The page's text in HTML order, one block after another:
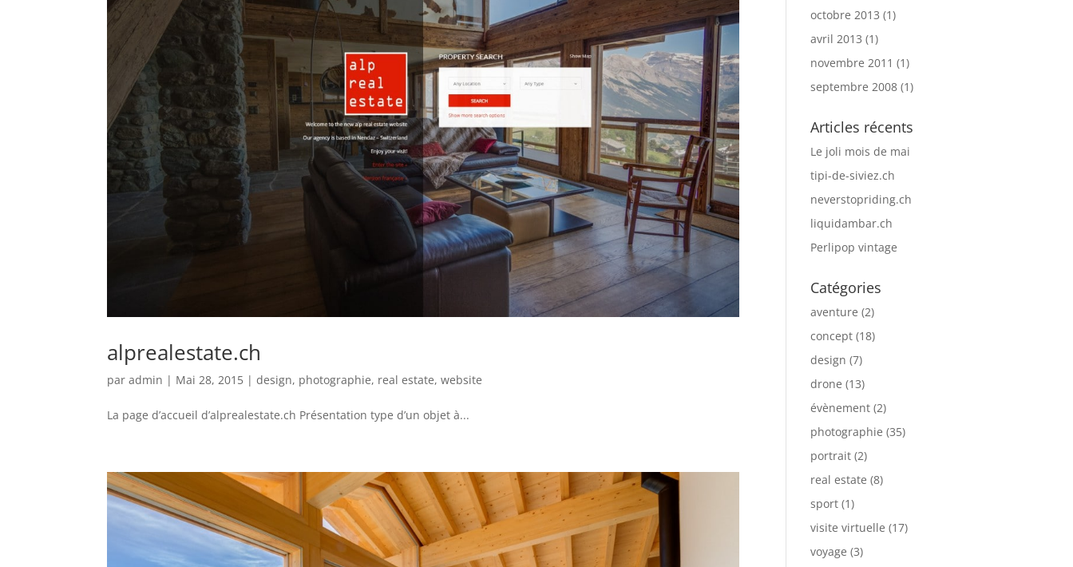
alprealestate.ch
paradmin | Mai 28, 2015 |design, photographie, real estate,website
La page d’accueil d’alprealestate.ch Présentation type d’un objet à...
octobre 2013 (1)
avril 2013 (1)
novembre 2011 (1)
septembre 2008 (1)
Articles récents
Le joli mois de mai
tipi-de-siviez.ch
neverstopriding.ch
liquidambar.ch
Perlipop vintage
Catégories
aventure (2)
concept (18)
design (7)
drone (13)
évènement (2)
photographie (35)
portrait (2)
real estate (8)
sport (1)
visite virtuelle (17)
voyage (3)